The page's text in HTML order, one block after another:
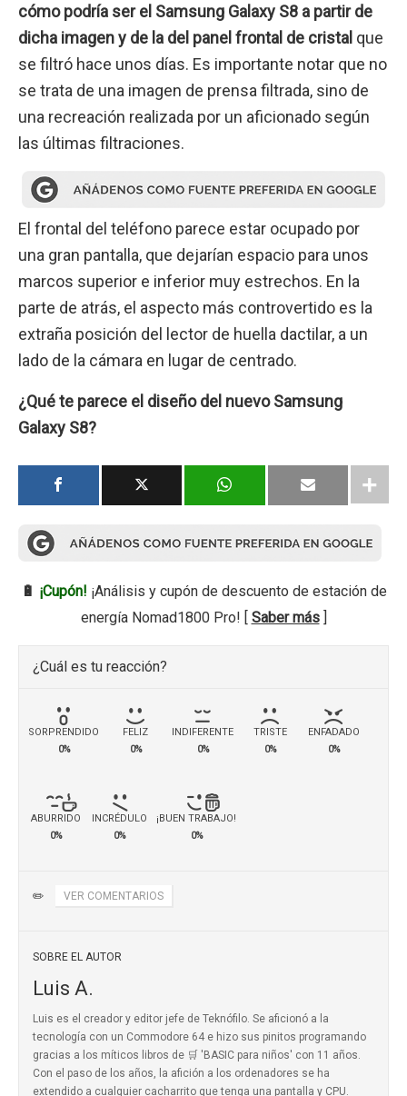
cómo podría ser el Samsung Galaxy S8 a partir de
dicha imagen y de la del panel frontal de cristal que
se filtró hace unos días. Es importante notar que no
se trata de una imagen de prensa filtrada, sino de
una recreación realizada por un aficionado según
las últimas filtraciones.
El frontal del teléfono parece estar ocupado por
una gran pantalla, que dejarían espacio para unos
marcos superior e inferior muy estrechos. En la
parte de atrás, el aspecto más controvertido es la
extraña posición del lector de huella dactilar, a un
lado de la cámara en lugar de centrado.
¿Qué te parece el diseño del nuevo Samsung
Galaxy S8?
🔋 ¡Cupón! ¡Análisis y cupón de descuento de estación de
energía Nomad1800 Pro! [ Saber más]
¿Cuál es tu reacción?
SORPRENDIDO
0%
FELIZ
0%
INDIFERENTE
0%
TRISTE
0%
ENFADADO
0%
ABURRIDO
0%
INCRÉDULO
0%
¡BUEN TRABAJO!
0%
✏️ VER COMENTARIOS
SOBRE EL AUTOR
Luis A.
Luis es el creador y editor jefe de Teknófilo. Se aficionó a la
tecnología con un Commodore 64 e hizo sus pinitos programando
gracias a los míticos libros de 🛒 'BASIC para niños' con 11 años.
Con el paso de los años, la afición a los ordenadores se ha
extendido a cualquier cacharrito que tenga una pantalla y CPU.